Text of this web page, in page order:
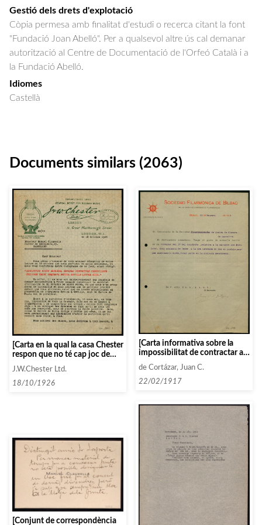
Gestió dels drets d'explotació
Còpia permesa amb finalitat d'estudi o recerca citant la font
"Fundació Joan Abelló". Per a qualsevol altre ús cal demanar
autorització al Centre de Documentació de l'Orfeó Català i a
la Fundació Abelló.
Idiomes
Castellà
Documents similars (2063)
[Carta en la qual la casa Chester
respon que no té cap joc de
materials de l’obra de Falla i
suggereix demanar el de
l’Orquestra Bètica]
J.W.Chester Ltd.
18/10/1926
[Carta informativa sobre la
impossibilitat de contractar a
per part de la Societat
Filharmònica de Bilbao]
de Cortázar, Juan C.
22/02/1917
[Conjunt de correspondència